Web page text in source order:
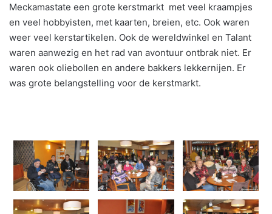
Meckamastate een grote kerstmarkt met veel kraampjes
en veel hobbyisten, met kaarten, breien, etc. Ook waren
weer veel kerstartikelen. Ook de wereldwinkel en Talant
waren aanwezig en het rad van avontuur ontbrak niet. Er
waren ook oliebollen en andere bakkers lekkernijen. Er
was grote belangstelling voor de kerstmarkt.